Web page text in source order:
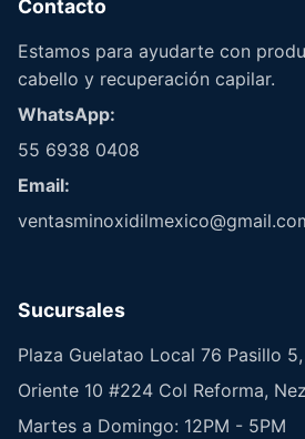
Contacto
Estamos para ayudarte con
cabello y recuperación capilar.
WhatsApp:
55 6938 0408
Email:
Sucursales
Plaza Guelatao Local 76 Pasillo
Oriente 10 #224 Col Reforma,
Martes a Domingo: 12PM - 5PM